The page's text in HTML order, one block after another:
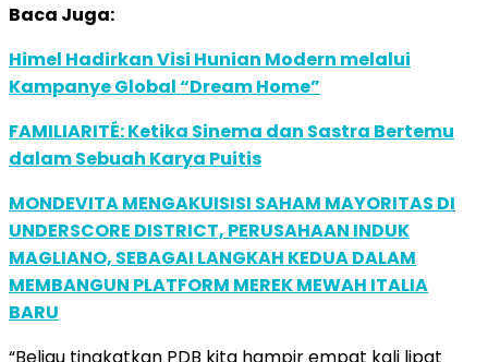
Baca Juga:
Himel Hadirkan Visi Hunian Modern melalui
Kampanye Global “Dream Home”
FAMILIARITÉ: Ketika Sinema dan Sastra Bertemu
dalam Sebuah Karya Puitis
MONDEVITA MENGAKUISISI SAHAM MAYORITAS DI
UNDERSCORE DISTRICT, PERUSAHAAN INDUK
MAGLIANO, SEBAGAI LANGKAH KEDUA DALAM
MEMBANGUN PLATFORM MEREK MEWAH ITALIA
BARU
“Beliau tingkatkan PDB kita hampir empat kali lipat